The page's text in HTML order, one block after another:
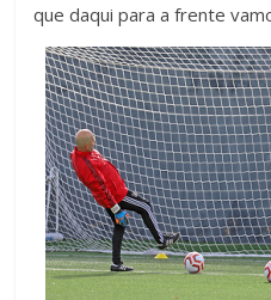
que daqui para a frente